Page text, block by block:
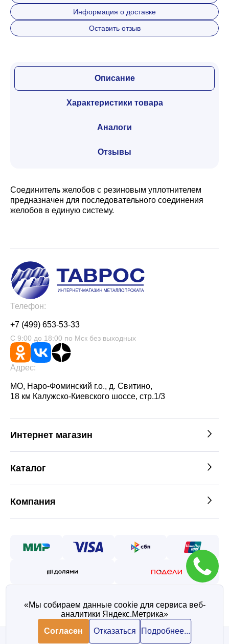
Информация о доставке
Оставить отзыв
Описание
Характеристики товара
Аналоги
Отзывы
Соединитель желобов с резиновым уплотнителем
предназначен для последовательного соединения
желобов в единую систему.
Телефон:
+7 (499) 653-53-33
С 9:00 до 18:00 по Мск без выходных
Адрес:
МО, Наро-Фоминский г.о., д. Свитино,
18 км Калужско-Киевского шоссе, стр.1/3
Интернет магазин
Каталог
Компания
©2026 — Таврос интернет
магазин металлопроката
Политика конфиденциальности
Согласие на обработку персональных данных
«Мы собираем данные cookie для сервиса веб-
аналитики Яндекс.Метрика»
Согласен
Отказаться Подробнее...